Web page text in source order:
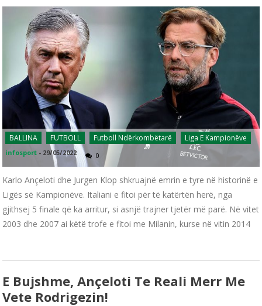
BALLINA FUTBOLL Futboll Ndërkombëtarë Liga E Kampionëve
infosport - 29/05/2022 0
Karlo Ançeloti dhe Jurgen Klop shkruajnë emrin e tyre në historinë e
Ligës së Kampionëve. Italiani e fitoi për të katërtën herë, nga
gjithsej 5 finale që ka arritur, si asnjë trajner tjetër më parë. Në vitet
2003 dhe 2007 ai këtë trofe e fitoi me Milanin, kurse në vitin 2014
E Bujshme, Ançeloti Te Reali Merr Me
Vete Rodrigezin!